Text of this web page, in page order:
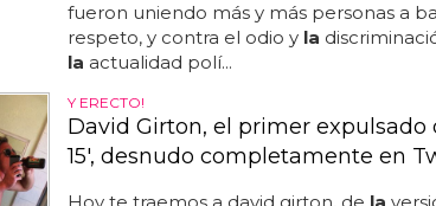
fueron uniendo más y más personas a
respeto, y contra el odio y la
la actualidad polí...
Y ERECTO!
David Girton, el primer expulsado
15', desnudo completamente en